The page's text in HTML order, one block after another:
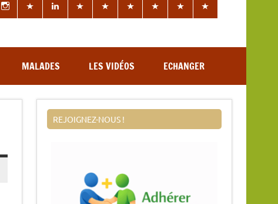
MALADES LES VIDÉOS ECHANGER
REJOIGNEZ-NOUS !